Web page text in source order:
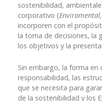
sostenibilidad,
corporativo (
incorporen con el
la toma de decisiones, la
los objetivos y la
Sin embargo, la forma en
responsabilidad, las
que se necesita para
de la sostenibilidad y los